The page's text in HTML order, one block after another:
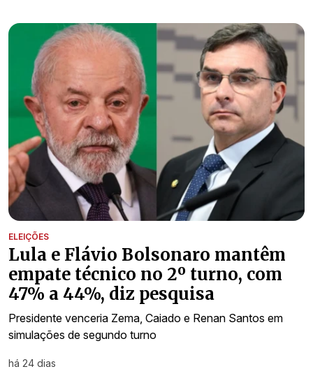
ELEIÇÕES
Lula e Flávio Bolsonaro mantêm
empate técnico no 2º turno, com
47% a 44%, diz pesquisa
Presidente venceria Zema, Caiado e Renan Santos em
simulações de segundo turno
há 24 dias